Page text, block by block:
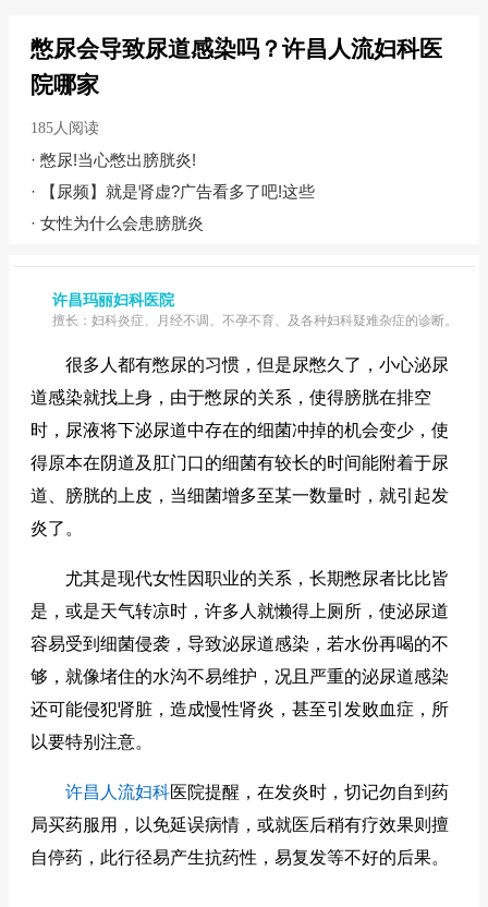
憋尿会导致尿道感染吗？许昌人流妇科医
院哪家
185人阅读
· 憋尿!当心憋出膀胱炎!
·
【尿频】就是肾虚?广告看多了吧!这些
· 女性为什么会患膀胱炎
许昌玛丽妇科医院
擅长：妇科炎症、月经不调、不孕不育、及各种妇科疑难杂症的诊断。
很多人都有憋尿的习惯，但是尿憋久了，小心泌尿
道感染就找上身，由于憋尿的关系，使得膀胱在排空
时，尿液将下泌尿道中存在的细菌冲掉的机会变少，使
得原本在阴道及肛门口的细菌有较长的时间能附着于尿
道、膀胱的上皮，当细菌增多至某一数量时，就引起发
炎了。
尤其是现代女性因职业的关系，长期憋尿者比比皆
是，或是天气转凉时，许多人就懒得上厕所，使泌尿道
容易受到细菌侵袭，导致泌尿道感染，若水份再喝的不
够，就像堵住的水沟不易维护，况且严重的泌尿道感染
还可能侵犯肾脏，造成慢性肾炎，甚至引发败血症，所
以要特别注意。
许昌人流妇科医院提醒，在发炎时，切记勿自到药
局买药服用，以免延误病情，或就医后稍有疗效果则擅
自停药，此行径易产生抗药性，易复发等不好的后果。